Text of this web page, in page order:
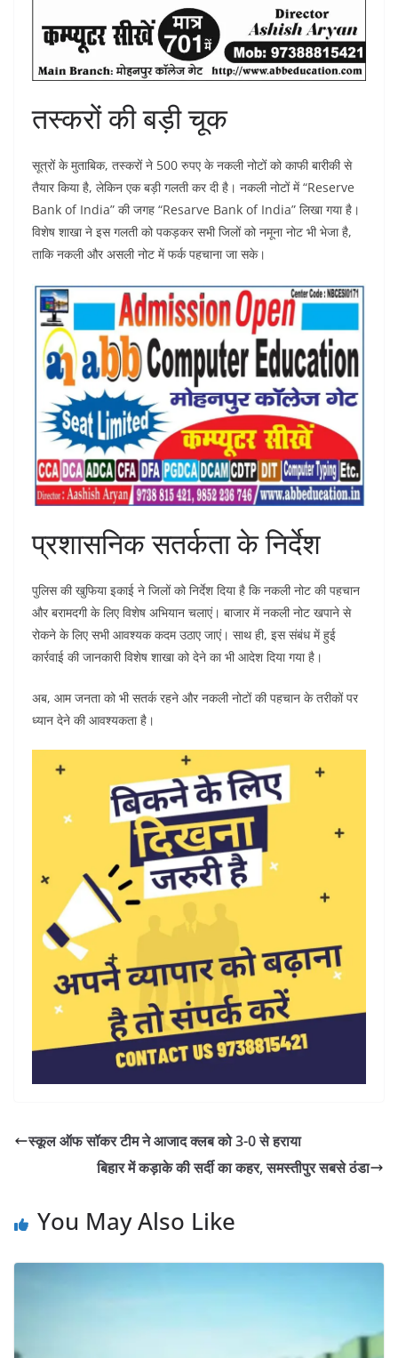
तस्करों की बड़ी चूक
सूत्रों के मुताबिक, तस्करों ने 500 रुपए के नकली नोटों को काफी बारीकी से
तैयार किया है, लेकिन एक बड़ी गलती कर दी है। नकली नोटों में “Reserve
Bank of India” की जगह “Resarve Bank of India” लिखा गया है।
विशेष शाखा ने इस गलती को पकड़कर सभी जिलों को नमूना नोट भी भेजा है,
ताकि नकली और असली नोट में फर्क पहचाना जा सके।
प्रशासनिक सतर्कता के निर्देश
पुलिस की खुफिया इकाई ने जिलों को निर्देश दिया है कि नकली नोट की पहचान
और बरामदगी के लिए विशेष अभियान चलाएं। बाजार में नकली नोट खपाने से
रोकने के लिए सभी आवश्यक कदम उठाए जाएं। साथ ही, इस संबंध में हुई
कार्रवाई की जानकारी विशेष शाखा को देने का भी आदेश दिया गया है।
अब, आम जनता को भी सतर्क रहने और नकली नोटों की पहचान के तरीकों पर
ध्यान देने की आवश्यकता है।
स्कूल ऑफ सॉकर टीम ने आजाद क्लब को 3-0 से हराया
बिहार में कड़ाके की सर्दी का कहर, समस्तीपुर सबसे ठंडा
You May Also Like